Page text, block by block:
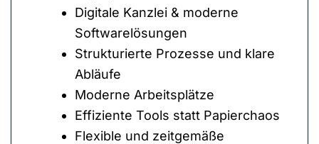
Digitale Kanzlei & moderne
Softwarelösungen
Strukturierte Prozesse und klare
Abläufe
Moderne Arbeitsplätze
Effiziente Tools statt Papierchaos
Flexible und zeitgemäße